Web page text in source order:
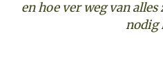
en hoe ver weg van
nodig